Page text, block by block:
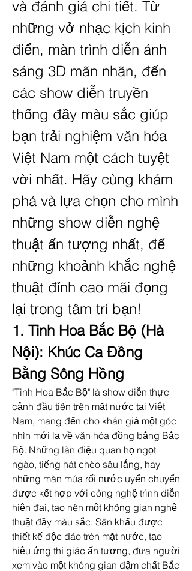
và đánh giá chi tiết. Từ
những vở nhạc kịch kinh
điển, màn trình diễn ánh
sáng 3D mãn nhãn, đến
các show diễn truyền
thống đầy màu sắc giúp
bạn trải nghiệm văn hóa
Việt Nam một cách tuyệt
vời nhất. Hãy cùng khám
phá và lựa chọn cho mình
những show diễn nghệ
thuật ấn tượng nhất, để
những khoảnh khắc nghệ
thuật đỉnh cao mãi đọng
lại trong tâm trí bạn!
1. Tinh Hoa Bắc Bộ (Hà
Nội): Khúc Ca Đồng
Bằng Sông Hồng
"Tinh Hoa Bắc Bộ" là show diễn thực
cảnh đầu tiên trên mặt nước tại Việt
Nam, mang đến cho khán giả một góc
nhìn mới lạ về văn hóa đồng bằng Bắc
Bộ. Những làn điệu quan họ ngọt
ngào, tiếng hát chèo sâu lắng, hay
những màn múa rối nước uyển chuyển
được kết hợp với công nghệ trình diễn
hiện đại, tạo nên một không gian nghệ
thuật đầy màu sắc. Sân khấu được
thiết kế độc đáo trên mặt nước, tạo
hiệu ứng thị giác ấn tượng, đưa người
xem vào một không gian đậm chất Bắc